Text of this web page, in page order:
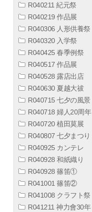
R040211 紀元祭
R040219 作品展
R040306 人形供養祭
R040320 入学祭
R040425 春季例祭
R040517 作品展
R040528 露店出店
R040630 夏越大祓
R040715 七夕の風景
R040718 婦人20周年
R040720 植田莫展
R040807 七夕まつり
R040925 カンテレ
R040928 和紙織り
R040928 篠笛①
R041001 篠笛②
R041008 クラフト祭
R041211 神力會30年